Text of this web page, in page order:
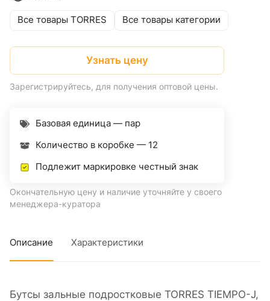
Все товары TORRES Все товары категории
Узнать цену
Зарегистрируйтесь, для получения оптовой цены.
Базовая единица — пар
Количество в коробке — 12
Подлежит маркировке честный знак
Окончательную цену и наличие уточняйте у своего
менеджера-куратора
Описание Характеристики
Бутсы зальные подростковые TORRES TIEMPO-J,